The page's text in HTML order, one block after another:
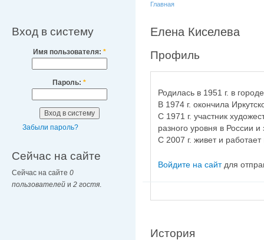
Вход в систему
Имя пользователя: *
Пароль: *
Забыли пароль?
Сейчас на сайте
Сейчас на сайте 0
пользователей и 2 гостя
Главная
Елена Киселева
Профиль
Родилась в 1951 г. в
В 1974 г. окончила
С 1971 г. участник
разного уровня в России
С 2007 г. живет и
Войдите на сайтдля
История